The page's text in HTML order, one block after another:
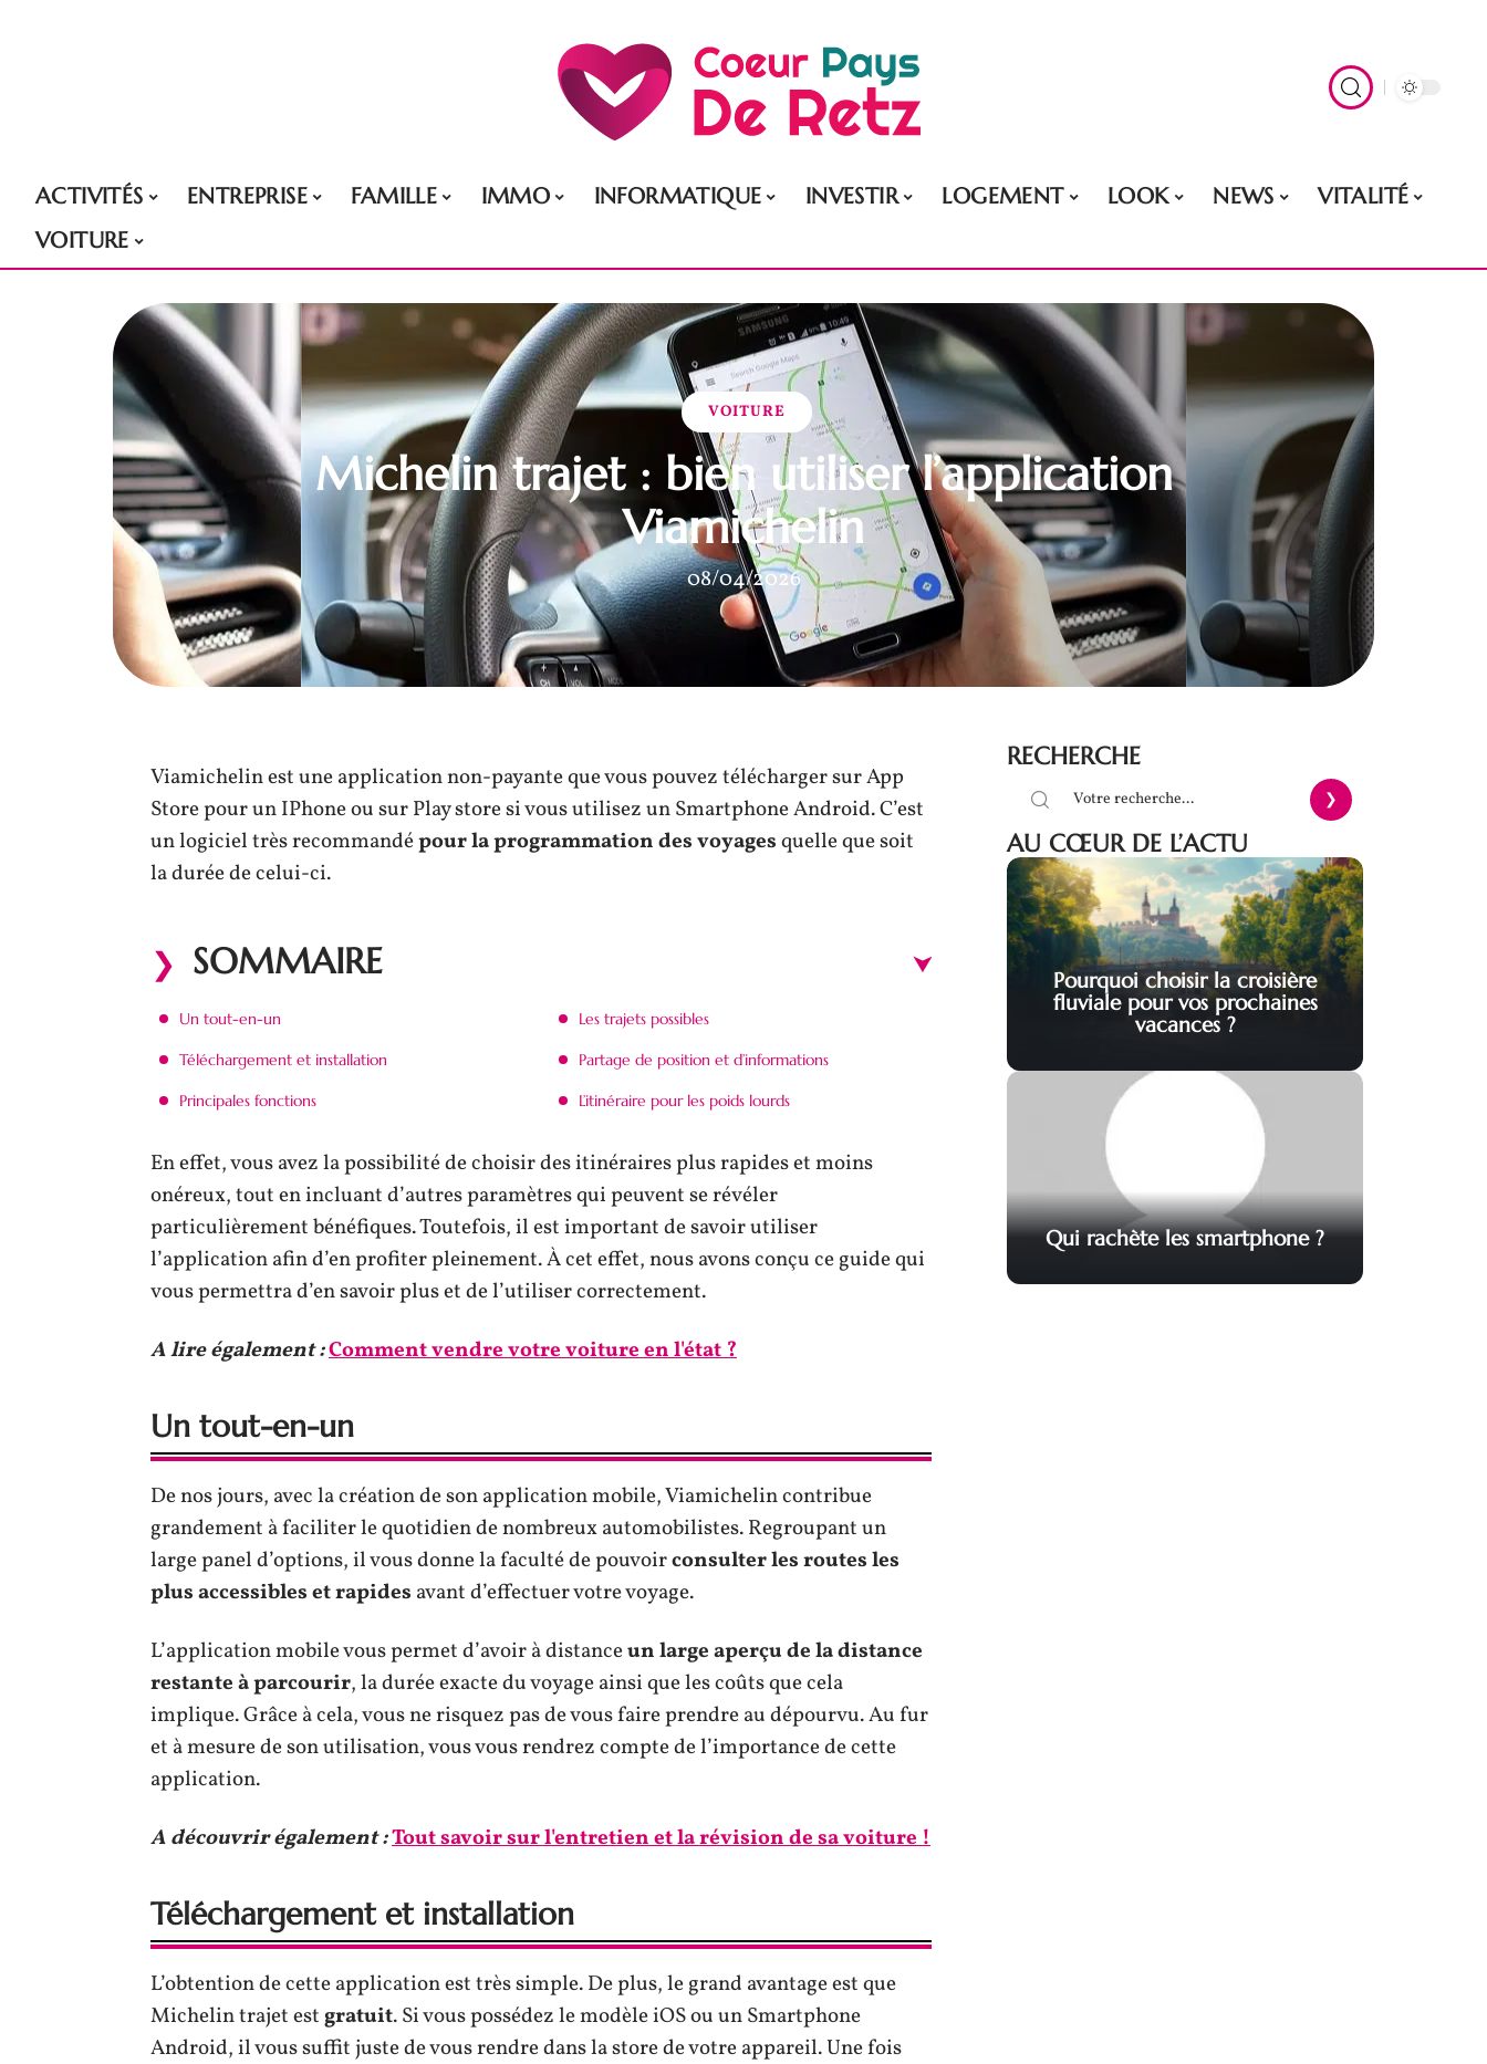
ACTIVITÉS ENTREPRISE FAMILLE IMMO INFORMATIQUE INVESTIR LOGEMENT LOOK NEWS
VITALITÉ
VOITURE
VOITURE
Michelin trajet : bien utiliser l’application
Viamichelin
08/04/2026
Viamichelin est une application non-payante que vous pouvez télécharger sur App
Store pour un IPhone ou sur Play store si vous utilisez un Smartphone Android. C’est
un logiciel très recommandépour la programmation des voyagesquelle que soit
la durée de celui-ci.
SOMMAIRE
Un tout-en-un
Téléchargement et installation
Principales fonctions
Les trajets possibles
Partage de position et d’informations
L’itinéraire pour les poids lourds
En effet, vous avez la possibilité de choisir des itinéraires plus rapides et moins
onéreux, tout en incluant d’autres paramètres qui peuvent se révéler
particulièrement bénéfiques. Toutefois, il est important de savoir utiliser
l’application afin d’en profiter pleinement. À cet effet, nous avons conçu ce guide qui
vous permettra d’en savoir plus et de l’utiliser correctement.
A lire également :Comment vendre votre voiture en l'état ?
Un tout-en-un
De nos jours, avec la création de son application mobile, Viamichelin contribue
grandement à faciliter le quotidien de nombreux automobilistes. Regroupant un
large panel d’options, il vous donne la faculté de pouvoirconsulter les routes les
plus accessibles et rapides avant d’effectuer votre voyage.
L’application mobile vous permet d’avoir à distanceun large aperçu de la distance
restante à parcourir, la durée exacte du voyage ainsi que les coûts que cela
implique. Grâce à cela, vous ne risquez pas de vous faire prendre au dépourvu. Au fur
et à mesure de son utilisation, vous vous rendrez compte de l’importance de cette
application.
A découvrir également :Tout savoir sur l'entretien et la révision de sa voiture !
Téléchargement et installation
L’obtention de cette application est très simple. De plus, le grand avantage est que
Michelin trajet estgratuit. Si vous possédez le modèle iOS ou un Smartphone
Android, il vous suffit juste de vous rendre dans la store de votre appareil. Une fois
RECHERCHE
AU CŒUR DE L’ACTU
Pourquoi choisir la croisière
fluviale pour vos prochaines
vacances ?
Qui rachète les smartphone ?